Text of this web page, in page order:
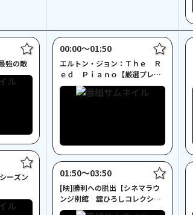
強の敵
ーズン
00:00〜01:50
エルトン・ジョン：Ｔｈｅ Ｒ
ｅｄ Ｐｉａｎｏ【厳選プレミ
アムライブ－洋楽－】
01:50〜03:50
[映]勝利への脱出【シネマラウ
ンジ別館 舘ひろしコレクショ
ン】